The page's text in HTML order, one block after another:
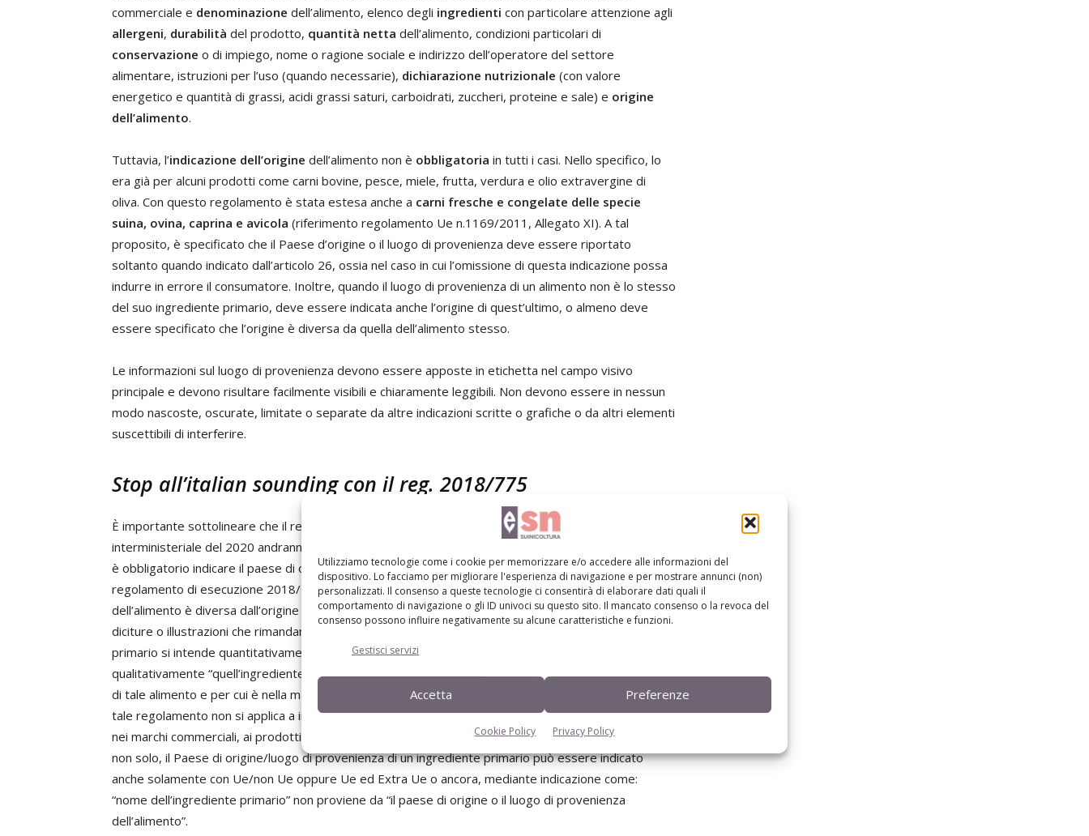
Utilizziamo tecnologie come i cookie per memorizzare e/o accedere alle informazioni del
dispositivo. Lo facciamo per migliorare l'esperienza di navigazione e per mostrare annunci (non)
personalizzati. Il consenso a queste tecnologie ci consentirà di elaborare dati quali il
comportamento di navigazione o gli ID univoci su questo sito. Il mancato consenso o la revoca del
consenso possono influire negativamente su alcune caratteristiche e funzioni.
Gestisci servizi
Accetta Preferenze
Cookie Policy Privacy Policy
commerciale e denominazione dell’alimento, elenco degli ingredienti con particolare attenzione agli
allergeni, durabilità del prodotto, quantità netta dell’alimento, condizioni particolari di
conservazione o di impiego, nome o ragione sociale e indirizzo dell’operatore del settore
alimentare, istruzioni per l’uso (quando necessarie), dichiarazione nutrizionale (con valore
energetico e quantità di grassi, acidi grassi saturi, carboidrati, zuccheri, proteine e sale) e origine
dell’alimento.
Tuttavia, l’indicazione dell’origine dell’alimento non è obbligatoria in tutti i casi. Nello specifico, lo
era già per alcuni prodotti come carni bovine, pesce, miele, frutta, verdura e olio extravergine di
oliva. Con questo regolamento è stata estesa anche a carni fresche e congelate delle specie
suina, ovina, caprina e avicola (riferimento regolamento Ue n.1169/2011, Allegato XI). A tal
proposito, è specificato che il Paese d’origine o il luogo di provenienza deve essere riportato
soltanto quando indicato dall’articolo 26, ossia nel caso in cui l’omissione di questa indicazione possa
indurre in errore il consumatore. Inoltre, quando il luogo di provenienza di un alimento non è lo stesso
del suo ingrediente primario, deve essere indicata anche l’origine di quest’ultimo, o almeno deve
essere specificato che l’origine è diversa da quella dell’alimento stesso.
Le informazioni sul luogo di provenienza devono essere apposte in etichetta nel campo visivo
principale e devono risultare facilmente visibili e chiaramente leggibili. Non devono essere in nessun
modo nascoste, oscurate, limitate o separate da altre indicazioni scritte o grafiche o da altri elementi
suscettibili di interferire.
Stop all’italian sounding con il reg. 2018/775
È importante sottolineare che il regolamento di esecuzione 2018/775 e il successivo decreto
interministeriale del 2020 andranno certamente a vantaggio e a sostegno del
è obbligatorio indicare il paese di origine o il luogo di provenienza dell’alimento? Secondo il
regolamento di esecuzione 2018/775, è necessario quando l’origine dell’ingrediente primario
dell’alimento è diversa dall’origine dell’alimento principale, ed in caso di presenza di simboli, bandiere,
diciture o illustrazioni che rimandano a un luogo d’origine differente da quello reale. Con ingrediente
primario si intende quantitativamente quell’ingrediente che supera il 50% rispetto al totale, oppure
qualitativamente “quell’ingrediente che è abitualmente associato dal consumatore alla denominazione
di tale alimento e per cui è nella maggioranza dei casi richiesta un’indicazione quantitativa”. Tuttavia,
tale regolamento non si applica a indicazioni geografiche generiche, riferimenti geografici contenuti
nei marchi commerciali, ai prodotti Dop, Igp, Stg, e a merci contemplate da accordi internazionali. Ma
non solo, il Paese di origine/luogo di provenienza di un ingrediente primario può essere indicato
anche solamente con Ue/non Ue oppure Ue ed Extra Ue o ancora, mediante indicazione come:
“nome dell’ingrediente primario” non proviene da “il paese di origine o il luogo di provenienza
dell’alimento”.